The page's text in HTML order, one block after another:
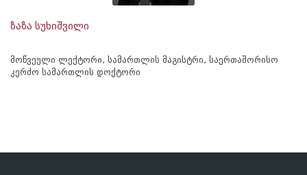
ზაზა სუხიშვილი
მოწვეული ლექტორი, სამართლის მაგისტრი, საერთაშორისო
კერძო სამართლის დოქტორი